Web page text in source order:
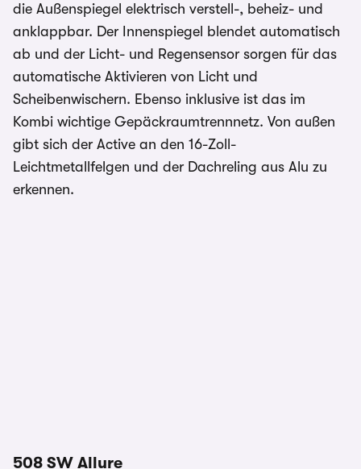
die Außenspiegel elektrisch verstell-, beheiz- und
anklappbar. Der Innenspiegel blendet automatisch
ab und der Licht- und Regensensor sorgen für das
automatische Aktivieren von Licht und
Scheibenwischern. Ebenso inklusive ist das im
Kombi wichtige Gepäckraumtrennnetz. Von außen
gibt sich der Active an den 16-Zoll-
Leichtmetallfelgen und der Dachreling aus Alu zu
erkennen.
508 SW Allure